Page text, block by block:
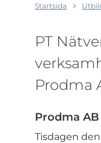
Startsida
PT
Prodma
Prodma AB
Tisdagen